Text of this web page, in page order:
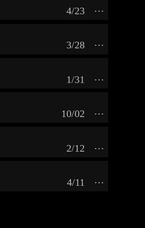
⋯
4/23
⋯
3/28
⋯
1/31
⋯
10/02
⋯
2/12
⋯
4/11